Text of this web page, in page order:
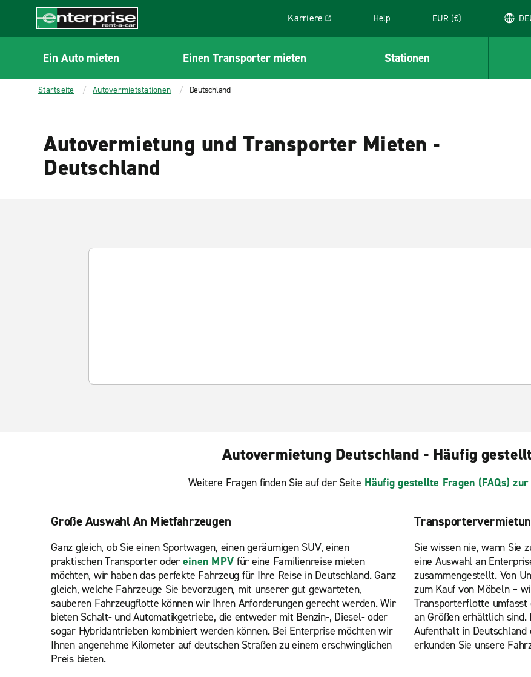
CONTENT
Enterprise
Karriere
Link opens in a new window
Help EUR (€)
Ein Auto mieten Einen Transporter mieten Stationen
Startseite Autovermietstationen Deutschland
Autovermietung und Transporter Mieten -
Deutschland
Autovermietung Deutschland - Häufig
Weitere Fragen finden Sie auf der Seite Häufig gestellte Fragen (FAQs)
Große Auswahl An Mietfahrzeugen
Ganz gleich, ob Sie einen Sportwagen, einen geräumigen SUV, einen
praktischen Transporter oder einen MPV für eine Familienreise mieten
möchten, wir haben das perfekte Fahrzeug für Ihre Reise in Deutschland. Ganz
gleich, welche Fahrzeuge Sie bevorzugen, mit unserer gut gewarteten,
sauberen Fahrzeugflotte können wir Ihren Anforderungen gerecht werden. Wir
bieten Schalt- und Automatikgetriebe, die entweder mit Benzin-, Diesel- oder
sogar Hybridantrieben kombiniert werden können. Bei Enterprise möchten wir
Ihnen angenehme Kilometer auf deutschen Straßen zu einem erschwinglichen
Preis bieten.
Sie wissen nie, wann Sie
eine Auswahl an
zusammengestellt. Von
zum Kauf von Möbeln –
Transporterflotte umfasst
an Größen erhältlich
Aufenthalt in
erkunden Sie unsere